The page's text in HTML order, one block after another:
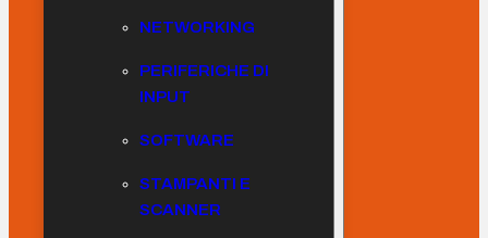
NETWORKING
PERIFERICHE DI
INPUT
SOFTWARE
STAMPANTI E
SCANNER